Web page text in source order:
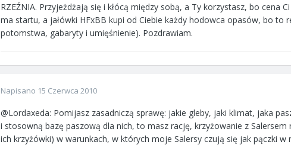
RZEŹNIA. Przyjeżdżają się i kłócą między sobą, a Ty korzystasz, bo cena
ma startu, a jałówki HFxBB kupi od Ciebie każdy hodowca opasów, bo
potomstwa, gabaryty i umięśnienie). Pozdrawiam.
Napisano 15 Czerwca 2010
@Lordaxeda: Pomijasz zasadniczą sprawę: jakie gleby, jaki klimat, jaka
i stosowną bazę paszową dla nich, to masz rację, krzyżowanie z
ich krzyżówki) w warunkach, w których moje Salersy czują się jak pączki